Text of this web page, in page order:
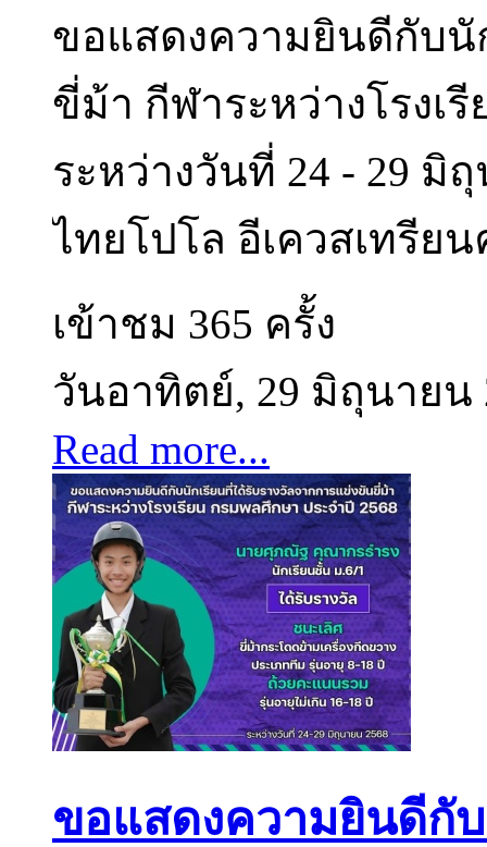
ขอแสดงความยินดีกับนั
ขี่ม้า กีฬาระหว่างโรงเ
ระหว่างวันที่ 24 - 29
ไทยโปโล อีเควสเทรีย
เข้าชม 365 ครั้ง
วันอาทิตย์, 29 มิถุนายน
Read more...
ขอแสดงความยินดีกับ